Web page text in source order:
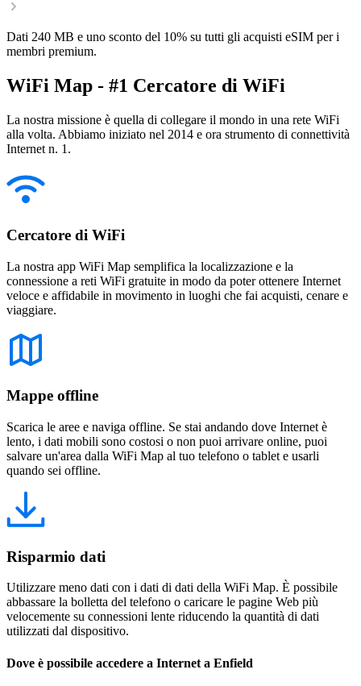
Dati 240 MB e uno sconto del 10% su tutti gli acquisti eSIM per i
membri premium.
WiFi Map - #1 Cercatore di WiFi
La nostra missione è quella di collegare il mondo in una rete WiFi
alla volta. Abbiamo iniziato nel 2014 e ora strumento di connettività
Internet n. 1.
Cercatore di WiFi
La nostra app WiFi Map semplifica la localizzazione e la
connessione a reti WiFi gratuite in modo da poter ottenere Internet
veloce e affidabile in movimento in luoghi che fai acquisti, cenare e
viaggiare.
Mappe offline
Scarica le aree e naviga offline. Se stai andando dove Internet è
lento, i dati mobili sono costosi o non puoi arrivare online, puoi
salvare un'area dalla WiFi Map al tuo telefono o tablet e usarli
quando sei offline.
Risparmio dati
Utilizzare meno dati con i dati di dati della WiFi Map. È possibile
abbassare la bolletta del telefono o caricare le pagine Web più
velocemente su connessioni lente riducendo la quantità di dati
utilizzati dal dispositivo.
Dove è possibile accedere a Internet a Enfield